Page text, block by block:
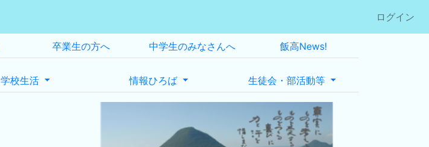
ログイン
卒業生の方へ 中学生のみなさんへ 飯高News!
学校生活 情報ひろば 生徒会・部活動等